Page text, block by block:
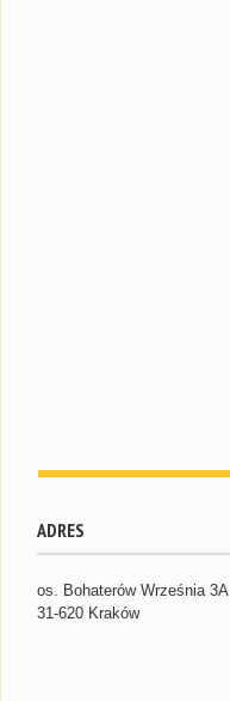
ADRES
os. Bohaterów Września 3A
31-620 Kraków